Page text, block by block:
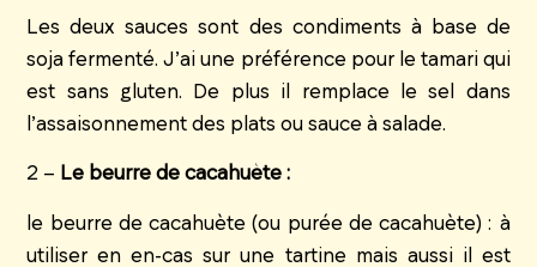
Les deux sauces sont des condiments à base de
soja fermenté. J’ai une préférence pour le tamari qui
est sans gluten. De plus il remplace le sel dans
l’assaisonnement des plats ou sauce à salade.
2 – Le beurre de cacahuète :
le beurre de cacahuète (ou purée de cacahuète) : à
utiliser en en-cas sur une tartine mais aussi il est